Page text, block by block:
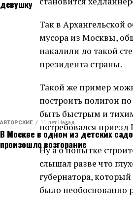
Так в Архангельской
мусора из Москвы,
накалили до такой
президента страны.
Такой же пример
построить полигон
быть быстрым и
потребовался
Ну а о попытке
слышал разве что
губернатора,
было необоснованно
девушку
АВТОРСКИЕ 11 лет Назад
В Москве в одном из детских
произошло возгорание